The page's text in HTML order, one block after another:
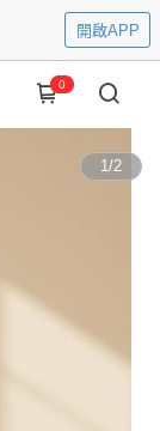
開啟APP
0
1/2